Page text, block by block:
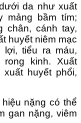
da như xuất
mảng bầm tím;
chân, cánh tay,
huyết niêm mạc
lợi, tiểu ra máu,
kinh. Xuất
huyết phổi,
nặng có thể
gan nặng, viêm